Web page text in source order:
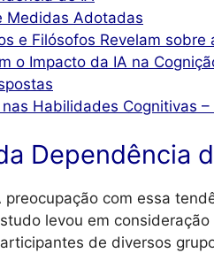
Medidas Adotadas
e Filósofos Revelam sobre
o Impacto da IA na
Habilidades Cognitivas –
Dependência
preocupação com essa
levou em
de diversos